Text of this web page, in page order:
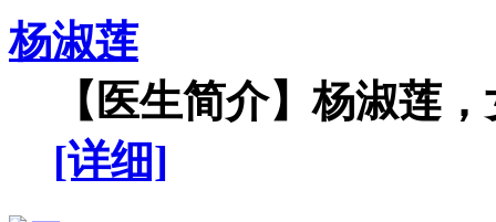
杨淑莲
【医生简介】杨淑莲
[详细]